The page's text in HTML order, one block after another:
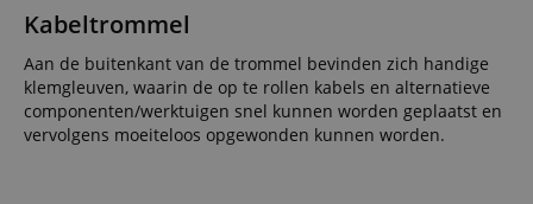
Kabeltrommel
Aan de buitenkant van de trommel bevinden zich handige
klemgleuven, waarin de op te rollen kabels en alternatieve
componenten/werktuigen snel kunnen worden geplaatst en
vervolgens moeiteloos opgewonden kunnen worden.